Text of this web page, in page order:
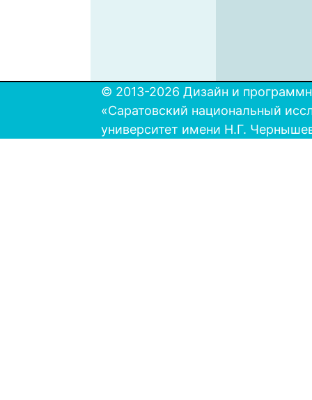
© 2013-2026 Дизайн и
«Саратовский национальный
университет имени Н.Г.